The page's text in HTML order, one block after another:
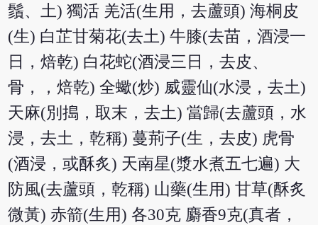
鬚、土) 獨活 羌活(生用，去蘆頭) 海桐皮
(生) 白芷甘菊花(去土) 牛膝(去苗，酒浸一
日，焙乾) 白花蛇(酒浸三日，去皮、
骨，，焙乾) 全蠍(炒) 威靈仙(水浸，去土)
天麻(別搗，取末，去土) 當歸(去蘆頭，水
浸，去土，乾稱) 蔓荊子(生，去皮) 虎骨
(酒浸，或酥炙) 天南星(漿水煮五七遍) 大
防風(去蘆頭，乾稱) 山藥(生用) 甘草(酥炙
微黃) 赤箭(生用) 各30克 麝香9克(真者，